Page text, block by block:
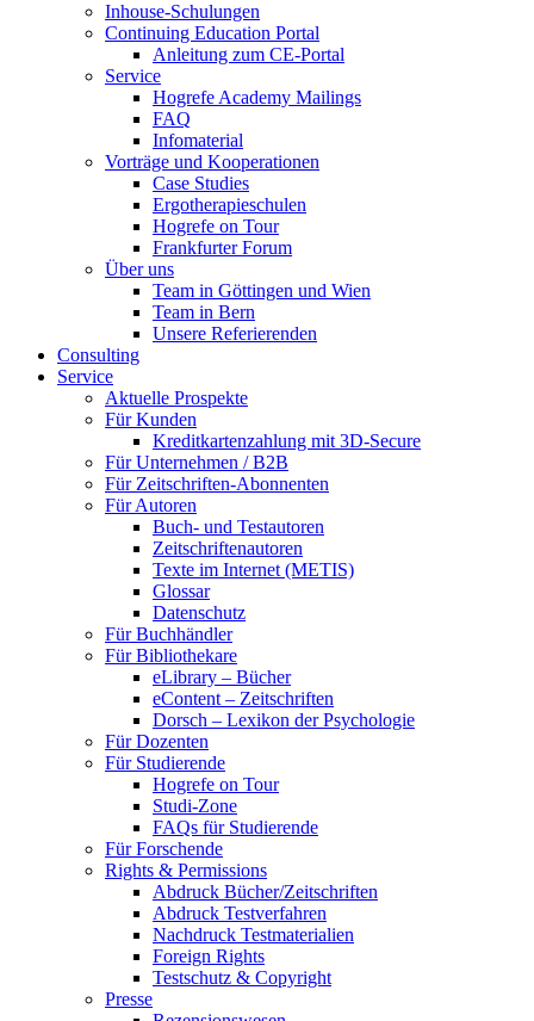
Inhouse-Schulungen
Continuing Education Portal
Anleitung zum CE-Portal
Service
Hogrefe Academy Mailings
FAQ
Infomaterial
Vorträge und Kooperationen
Case Studies
Ergotherapieschulen
Hogrefe on Tour
Frankfurter Forum
Über uns
Team in Göttingen und Wien
Team in Bern
Unsere Referierenden
Consulting
Service
Aktuelle Prospekte
Für Kunden
Kreditkartenzahlung mit 3D-Secure
Für Unternehmen / B2B
Für Zeitschriften-Abonnenten
Für Autoren
Buch- und Testautoren
Zeitschriftenautoren
Texte im Internet (METIS)
Glossar
Datenschutz
Für Buchhändler
Für Bibliothekare
eLibrary – Bücher
eContent – Zeitschriften
Dorsch – Lexikon der Psychologie
Für Dozenten
Für Studierende
Hogrefe on Tour
Studi-Zone
FAQs für Studierende
Für Forschende
Rights & Permissions
Abdruck Bücher/Zeitschriften
Abdruck Testverfahren
Nachdruck Testmaterialien
Foreign Rights
Testschutz & Copyright
Presse